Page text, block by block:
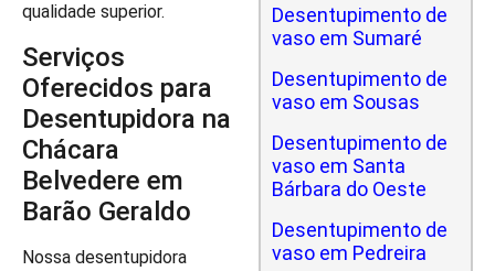
qualidade superior.
Serviços
Oferecidos para
Desentupidora na
Chácara
Belvedere em
Barão Geraldo
Nossa desentupidora
Desentupimento de
vaso em Sumaré
Desentupimento de
vaso em Sousas
Desentupimento de
vaso em Santa
Bárbara do Oeste
Desentupimento de
vaso em Pedreira